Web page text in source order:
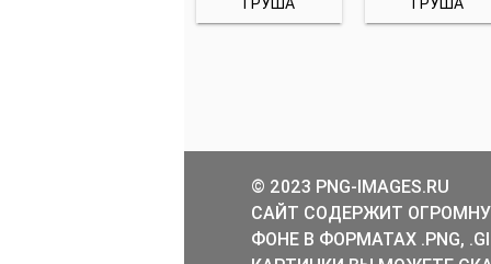
© 2023 PNG-IMAGES.RU
САЙТ СОДЕРЖИТ
ФОНЕ В ФОРМАТАХ .PNG,